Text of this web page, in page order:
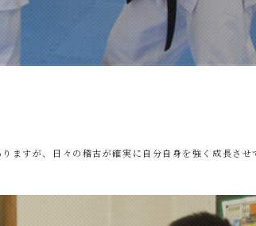
ますが、日々の稽古が確実に自分自身を強く成長させ